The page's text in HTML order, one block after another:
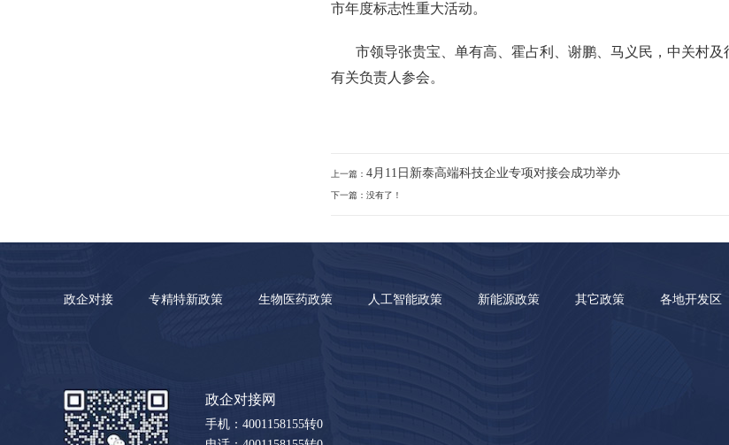
市年度标志性重大活动。
市领导张贵宝、单有高、霍占利、谢鹏、马义民，中关村
有关负责人参会。
上一篇： 4月11日新泰高端科技企业专项对接会成功举办
下一篇：没有了！
政企对接 专精特新政策 生物医药政策 人工智能政策 新能源政策 其它政策 各地开发区
政企对接网
手机：4001158155转0